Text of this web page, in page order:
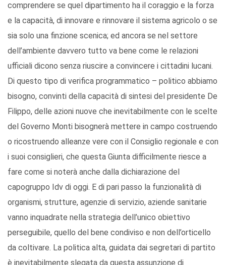
comprendere se quel dipartimento ha il coraggio e la forza
e la capacità, di innovare e rinnovare il sistema agricolo o se
sia solo una finzione scenica; ed ancora se nel settore
dell’ambiente davvero tutto va bene come le relazioni
ufficiali dicono senza riuscire a convincere i cittadini lucani.
Di questo tipo di verifica programmatico – politico abbiamo
bisogno, convinti della capacità di sintesi del presidente De
Filippo, delle azioni nuove che inevitabilmente con le scelte
del Governo Monti bisognerà mettere in campo costruendo
o ricostruendo alleanze vere con il Consiglio regionale e con
i suoi consiglieri, che questa Giunta difficilmente riesce a
fare come si noterà anche dalla dichiarazione del
capogruppo Idv di oggi. E di pari passo la funzionalità di
organismi, strutture, agenzie di servizio, aziende sanitarie
vanno inquadrate nella strategia dell’unico obiettivo
perseguibile, quello del bene condiviso e non dell’orticello
da coltivare. La politica alta, guidata dai segretari di partito
è inevitabilmente slegata da questa assunzione di